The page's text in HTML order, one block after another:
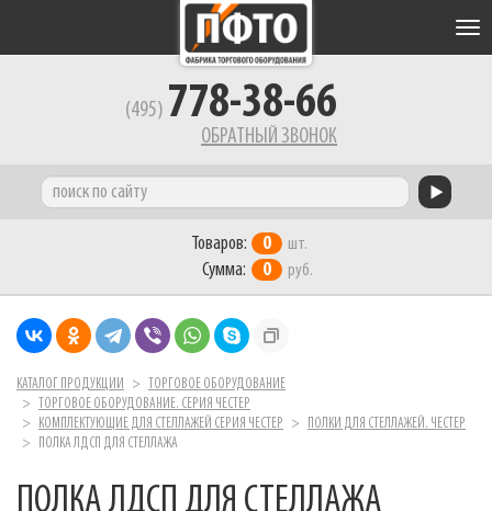
(495) 778-38-66
ОБРАТНЫЙ ЗВОНОК
Товаров: 0 шт.
Сумма: 0 руб.
КАТАЛОГ ПРОДУКЦИИ
ТОРГОВОЕ ОБОРУДОВАНИЕ
ТОРГОВОЕ ОБОРУДОВАНИЕ. СЕРИЯ ЧЕСТЕР
КОМПЛЕКТУЮЩИЕ ДЛЯ СТЕЛЛАЖЕЙ СЕРИЯ ЧЕСТЕР
ПОЛКИ ДЛЯ СТЕЛЛАЖЕЙ. ЧЕСТЕР
ПОЛКА ЛДСП ДЛЯ СТЕЛЛАЖА
ПОЛКА ЛДСП ДЛЯ СТЕЛЛАЖА